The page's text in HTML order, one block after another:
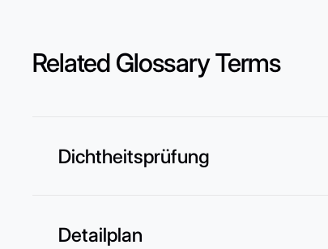
Related Glossary Terms
Dichtheitsprüfung
Detailplan